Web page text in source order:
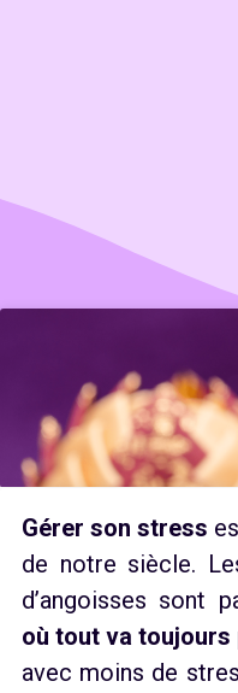
Gérer son stress
de notre siècle.
d’angoisses sont
où tout va toujours
avec moins de